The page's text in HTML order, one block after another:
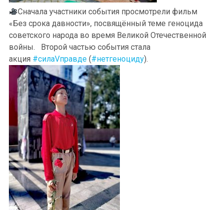
Сначала участники события просмотрели фильм
«Без срока давности», посвящённый теме геноцида
советского народа во время Великой Отечественной
войны. Второй частью события стала
акция #силаVправде (#нетгеноциду).